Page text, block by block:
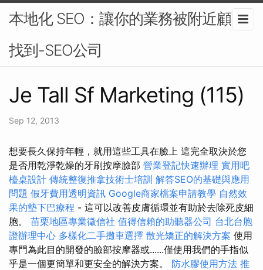
本地化 SEO：讓你的業務被附近顧客
找到-SEO公司
Je Tall Sf Marketing (115)
Sep 12, 2013
想要長久保持年輕，就用這些工具在臉上 這完全取決於您
是否用乾淨乾燥的牙刷按摩臉部 營業登記快速辦理 實用吧
檯桌設計 傳統整復推拿技術士培訓 解答SEO的基礎與應用
問題 假牙費用透明資訊 Google商家檔案申請教學 自然效
果的墊下巴療程 - 這可以改善皮膚循環並有助於去除死皮細
胞。 苗栗地區專業徵信社 值得信賴的助聽器公司 台北台胞
證辦理中心 多樣化二手攤車選擇 散光矯正的解決方案 使用
專門為此目的開發的臉部按摩器或......僅使用我們的手指似
乎是一個更簡單和更安全的解決方案。 防水膠使用方法 推